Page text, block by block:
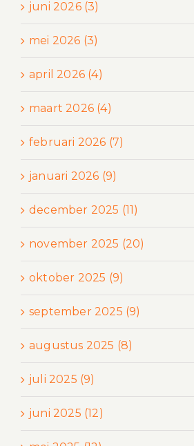
juni 2026 (3)
mei 2026 (3)
april 2026 (4)
maart 2026 (4)
februari 2026 (7)
januari 2026 (9)
december 2025 (11)
november 2025 (20)
oktober 2025 (9)
september 2025 (9)
augustus 2025 (8)
juli 2025 (9)
juni 2025 (12)